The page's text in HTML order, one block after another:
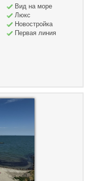
Вид на море
Люкс
Новостройка
Первая линия